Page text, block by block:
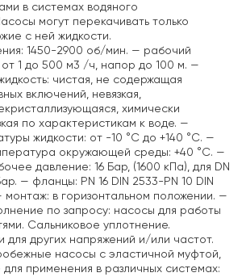
в системах водяного
могут перекачивать только
с ней жидкости.
1450-2900 об/мин. — рабочий
1 до 500 м3 /ч, напор до 100 м. —
чистая, не содержащая
включений, невязкая,
химически
по характеристикам к воде. —
жидкости: от -10 °C до +140 °C. —
окружающей среды: +40 °C. —
давление: 16 Бар, (1600 кПа), для DN
— фланцы: PN 16 DIN 2533-PN 10 DIN
монтаж: в горизонтальном положении. —
по запросу: насосы для работы
Сальниковое уплотнение.
для других напряжений и/или частот.
насосы с эластичной муфтой,
применения в различных системах: